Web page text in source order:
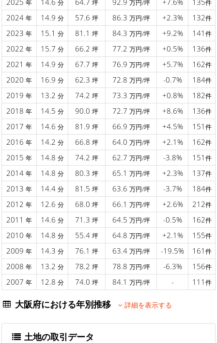
年 分 坪 万円/坪 件
2024 年 14.9 分 57.6 坪 86.3 万円/坪 +2.3% 132件
2023 年 15.1 分 81.1 坪 84.3 万円/坪 +9.2% 141 件
2022 年 15.7 分 66.2 坪 77.2 万円/坪 +0.5% 136件
2021 年 14.9 分 67.7 坪 76.9 万円/坪 +5.7% 162件
2020 年 16.9 分 62.3 坪 72.8 万円/坪 -0.7% 184件
2019 年 13.2 分 74.2 坪 73.3 万円/坪 +0.8% 182件
2018 年 14.5 分 90.0 坪 72.7 万円/坪 +8.6% 136件
2017 年 14.6 分 81.9 坪 66.9 万円/坪 +4.5% 151 件
2016 年 14.2 分 66.8 坪 64.0 万円/坪 +2.1% 162件
2015 年 14.8 分 74.2 坪 62.7 万円/坪 -3.8% 151 件
2014 年 14.8 分 80.3 坪 65.1 万円/坪 +2.3% 137件
2013 年 14.4 分 81.5 坪 63.6 万円/坪 -3.7% 184件
2012 年 12.6 分 68.0 坪 66.1 万円/坪 +2.6% 212件
2011 年 14.6 分 71.3 坪 64.5 万円/坪 -0.5% 162件
2010 年 14.8 分 55.4 坪 64.8 万円/坪 +2.1% 155件
2009 年 14.3 分 76.1 坪 63.4 万円/坪 -19.5% 161 件
2008 年 13.2 分 78.2 坪 78.8 万円/坪 -6.3% 156件
2007 年 12.8 分 74.0 坪 84.1 万円/坪 - 111 件
大阪府における年別推移 詳細を表示する
土地の取引データ